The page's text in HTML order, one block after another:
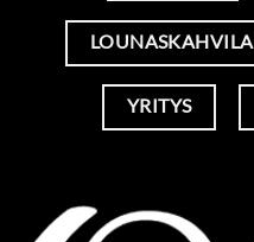
LOUNASKAHVILA
YRITYS